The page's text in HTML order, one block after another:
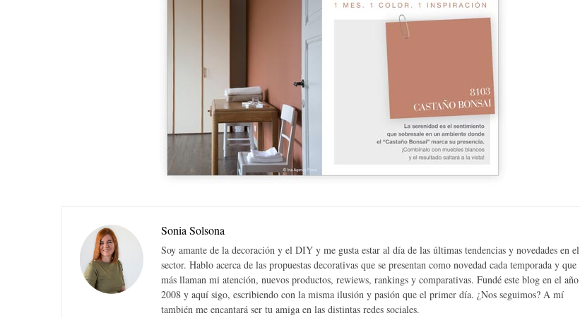
Sonia Solsona
Soy amante de la decoración y el DIY y me gusta estar al día de las últimas tendencias y novedades en el
sector. Hablo acerca de las propuestas decorativas que se presentan como novedad cada temporada y que
más llaman mi atención, nuevos productos, rewiews, rankings y comparativas. Fundé este blog en el año
2008 y aquí sigo, escribiendo con la misma ilusión y pasión que el primer día. ¿Nos seguimos? A mí
también me encantará ser tu amiga en las distintas redes sociales.